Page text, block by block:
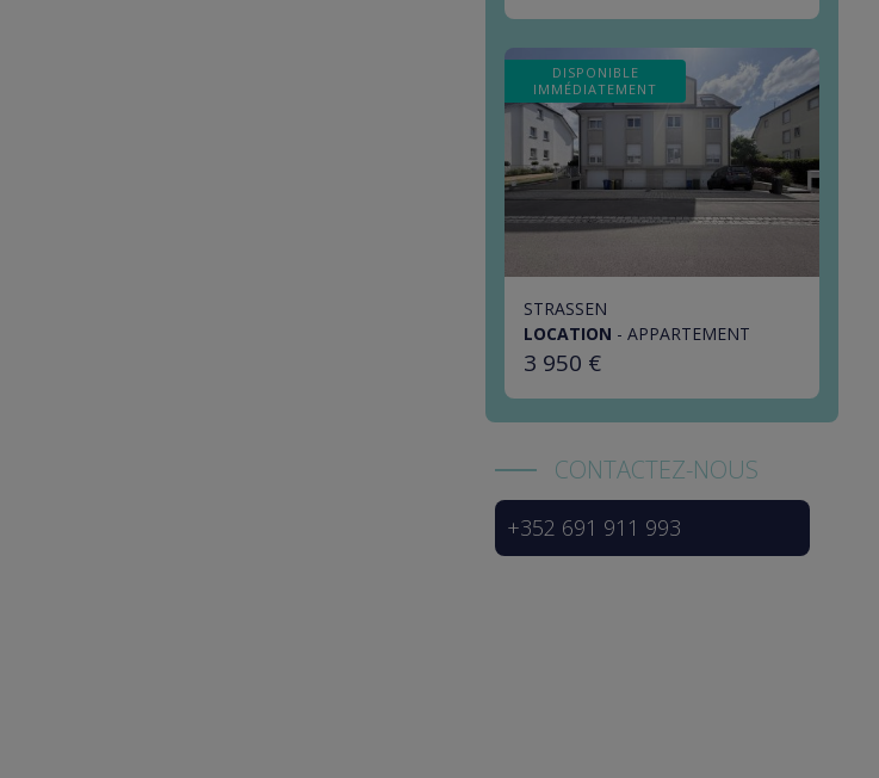
DISPONIBLE
IMMÉDIATEMENT
STRASSEN
LOCATION - APPARTEMENT
3 950 €
CONTACTEZ-NOUS
+352 691 911 993